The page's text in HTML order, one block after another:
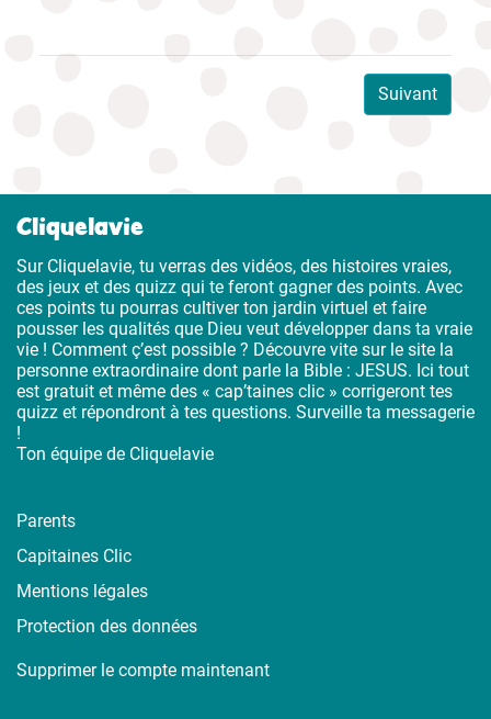
Suivant
Cliquelavie
Sur Cliquelavie, tu verras des vidéos, des histoires vraies,
des jeux et des quizz qui te feront gagner des points. Avec
ces points tu pourras cultiver ton jardin virtuel et faire
pousser les qualités que Dieu veut développer dans ta vraie
vie ! Comment ç’est possible ? Découvre vite sur le site la
personne extraordinaire dont parle la Bible : JESUS. Ici tout
est gratuit et même des « cap’taines clic » corrigeront tes
quizz et répondront à tes questions. Surveille ta messagerie
!
Ton équipe de Cliquelavie
Parents
Capitaines Clic
Mentions légales
Protection des données
Supprimer le compte maintenant